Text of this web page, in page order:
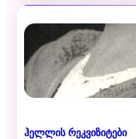
ჰელლის რეკვიზიტები